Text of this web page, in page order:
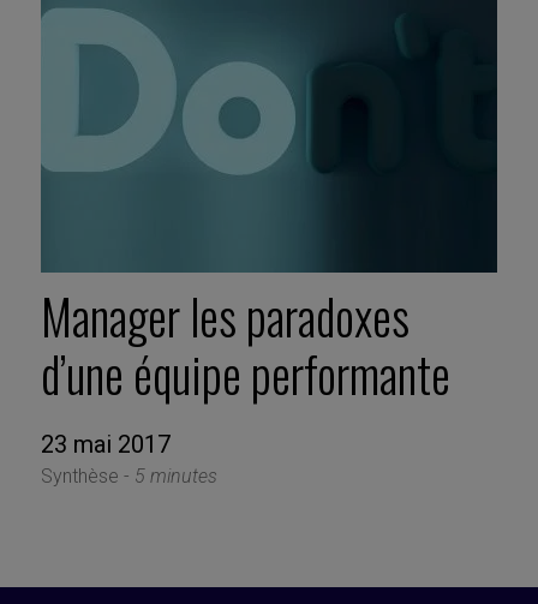
Manager les paradoxes
d’une équipe performante
23 mai 2017
Synthèse - 5 minutes